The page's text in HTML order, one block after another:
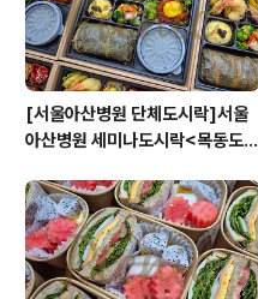
[서울아산병원 단체도시락]서울
아산병원 세미나도시락<목동도시
원스피크닉>